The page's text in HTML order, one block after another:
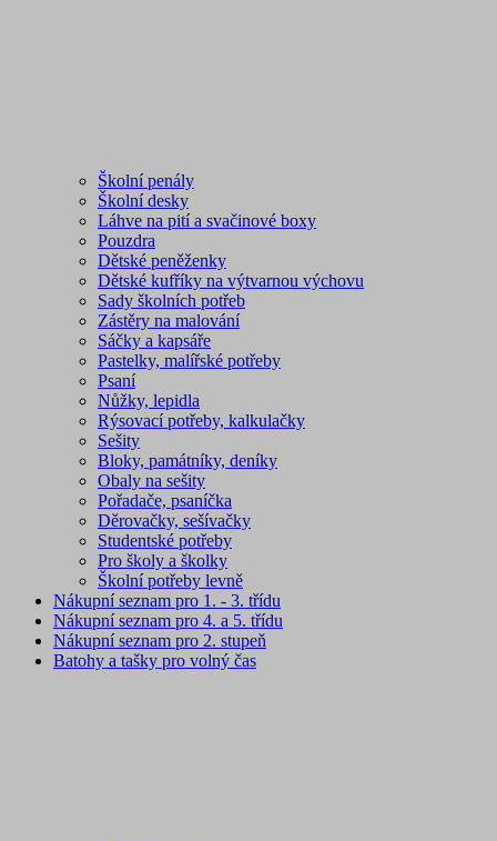
Školní penály
Školní desky
Láhve na pití a svačinové boxy
Pouzdra
Dětské peněženky
Dětské kufříky na výtvarnou výchovu
Sady školních potřeb
Zástěry na malování
Sáčky a kapsáře
Pastelky, malířské potřeby
Psaní
Nůžky, lepidla
Rýsovací potřeby, kalkulačky
Sešity
Bloky, památníky, deníky
Obaly na sešity
Pořadače, psaníčka
Děrovačky, sešívačky
Studentské potřeby
Pro školy a školky
Školní potřeby levně
Nákupní seznam pro 1. - 3. třídu
Nákupní seznam pro 4. a 5. třídu
Nákupní seznam pro 2. stupeň
Batohy a tašky pro volný čas